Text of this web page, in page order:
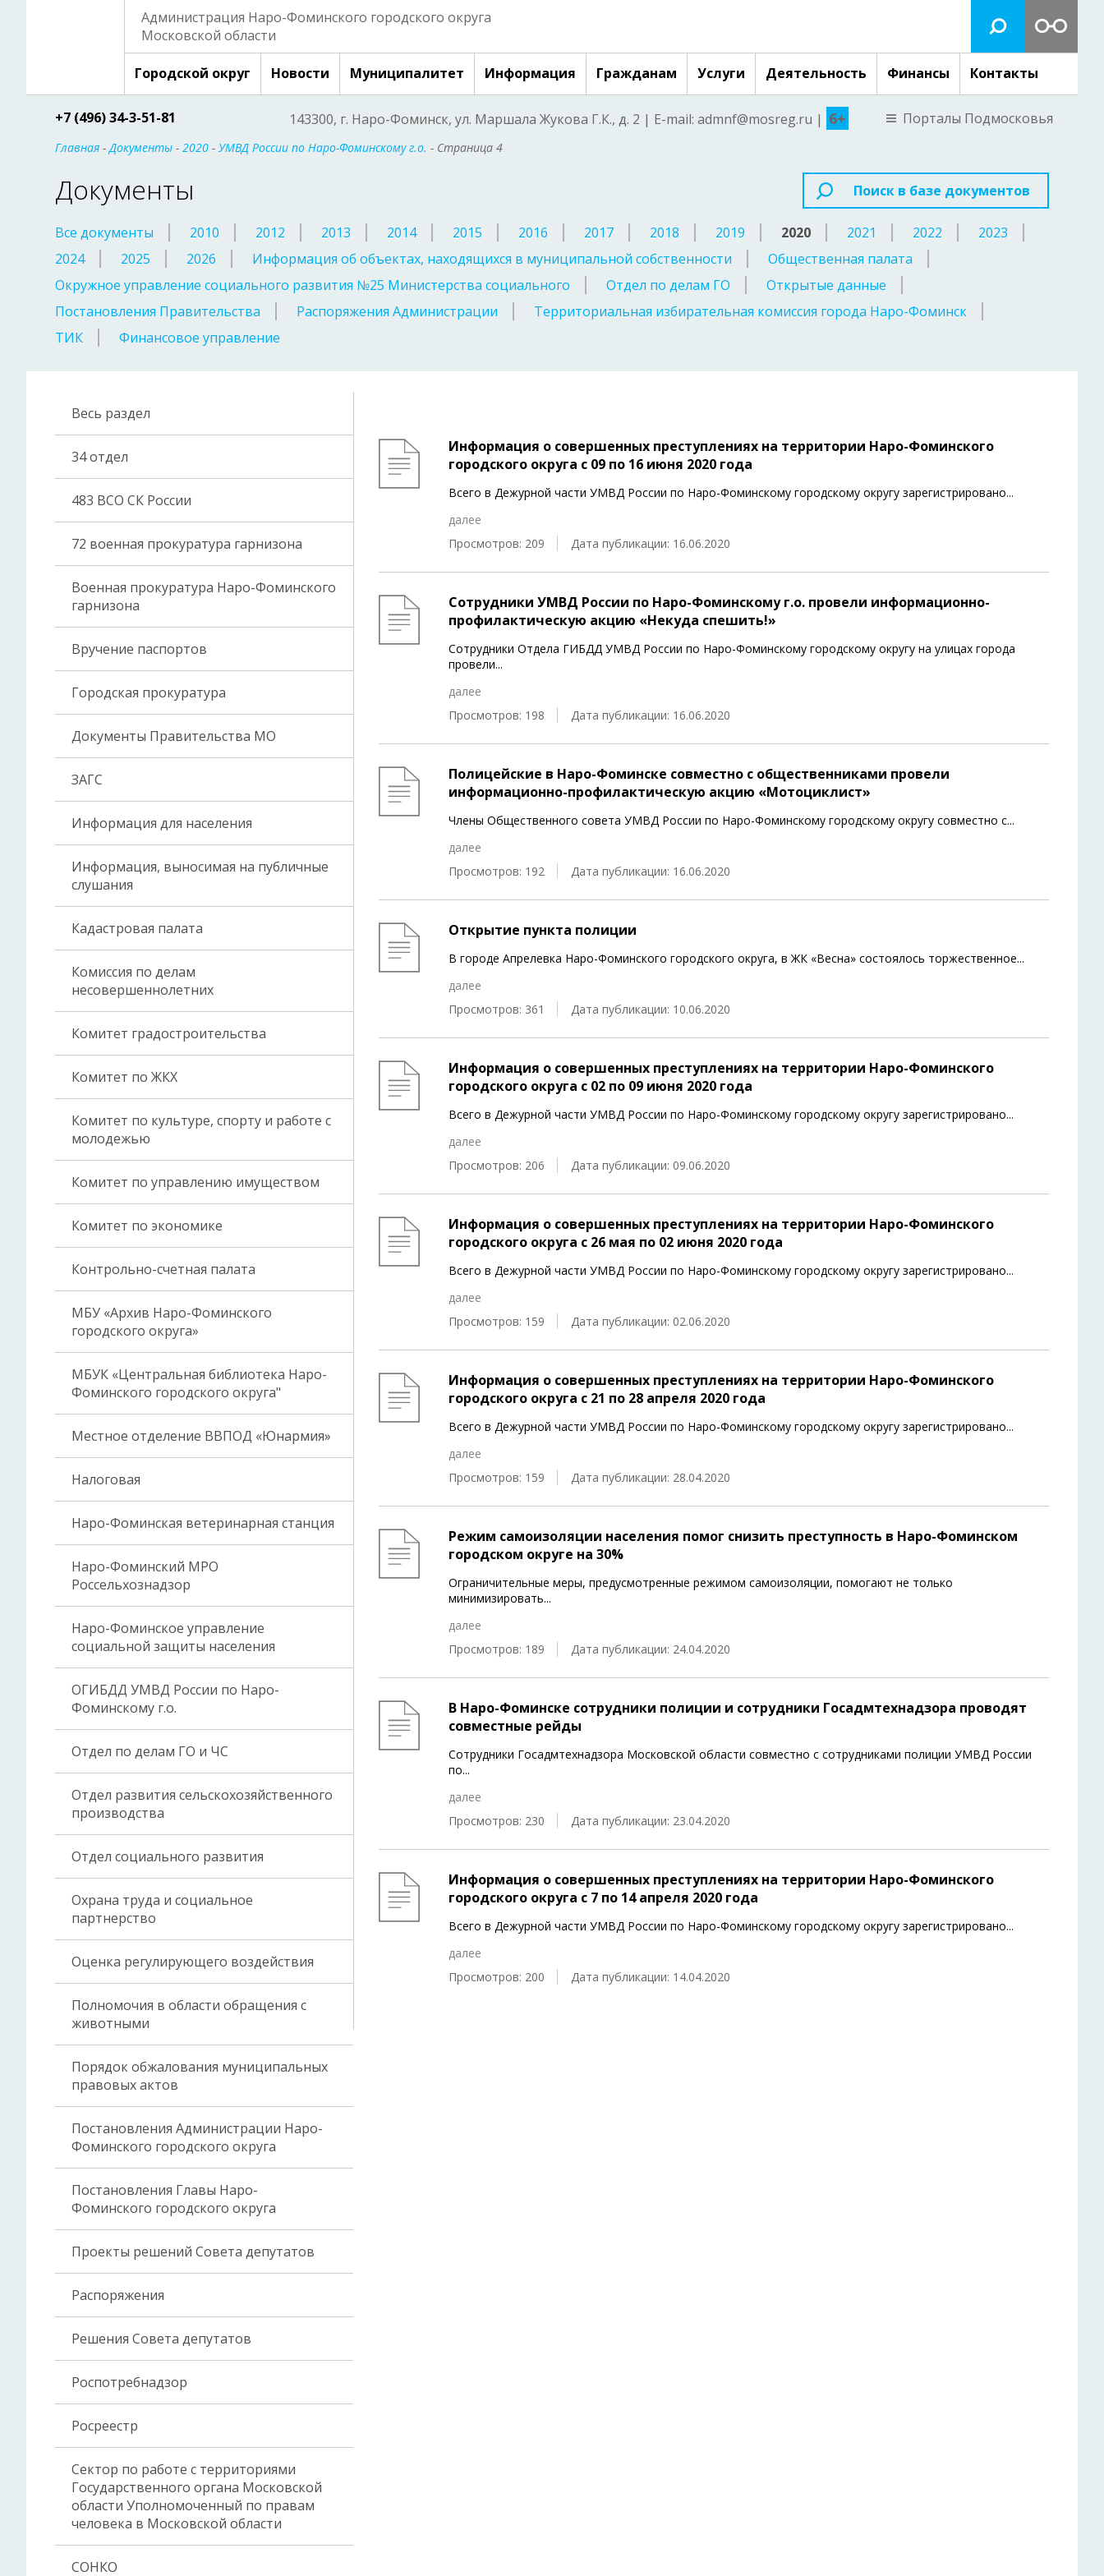
Администрация Наро-Фоминского городского округа
Московской области
Городской округ Новости Муниципалитет Информация Гражданам Услуги Деятельность Финансы Контакты
+7 (496) 34-3-51-81 143300, г. Наро-Фоминск, ул. Маршала Жукова Г.К., д. 2 | E-mail: admnf@mosreg.ru | 6+ Порталы Подмосковья
Главная -Документы - 2020 - УМВД России по Наро-Фоминскому г.о. - Страница 4
Документы Поиск в базе документов
Все документы 2010 2012 2013 2014 2015 2016 2017 2018 2019 2020 2021 2022
2023
2024
2025 2026 Информация об объектах, находящихся в муниципальной собственности
Общественная палата
Окружное управление социального развития №25 Министерства социального
Отдел по делам ГО
Открытые данные
Постановления Правительства
Распоряжения Администрации
Территориальная избирательная комиссия города Наро-Фоминск
ТИК
Финансовое управление
Весь раздел
34 отдел
483 ВСО СК России
72 военная прокуратура гарнизона
Военная прокуратура Наро-Фоминского
гарнизона
Вручение паспортов
Городская прокуратура
Документы Правительства МО
ЗАГС
Информация для населения
Информация, выносимая на публичные
слушания
Кадастровая палата
Комиссия по делам
несовершеннолетних
Комитет градостроительства
Комитет по ЖКХ
Комитет по культуре, спорту и работе с
молодежью
Комитет по управлению имуществом
Комитет по экономике
Контрольно-счетная палата
МБУ «Архив Наро-Фоминского
городского округа»
МБУК «Центральная библиотека Наро-
Фоминского городского округа"
Местное отделение ВВПОД «Юнармия»
Налоговая
Наро-Фоминская ветеринарная станция
Наро-Фоминский МРО
Россельхознадзор
Наро-Фоминское управление
социальной защиты населения
ОГИБДД УМВД России по Наро-
Фоминскому г.о.
Отдел по делам ГО и ЧС
Отдел развития сельскохозяйственного
производства
Отдел социального развития
Охрана труда и социальное
партнерство
Оценка регулирующего воздействия
Полномочия в области обращения с
животными
Порядок обжалования муниципальных
правовых актов
Постановления Администрации Наро-
Фоминского городского округа
Постановления Главы Наро-
Фоминского городского округа
Проекты решений Совета депутатов
Распоряжения
Решения Совета депутатов
Роспотребнадзор
Росреестр
Сектор по работе с территориями
Государственного органа Московской
области Уполномоченный по правам
человека в Московской области
СОНКО
Информация о совершенных преступлениях на территории Наро-Фоминского
городского округа c 09 по 16 июня 2020 года
Всего в Дежурной части УМВД России по Наро-Фоминскому городскому округу зарегистрировано...
далее
Просмотров: 209
Дата публикации: 16.06.2020
Сотрудники УМВД России по Наро-Фоминскому г.о. провели информационно-
профилактическую акцию «Некуда спешить!»
Сотрудники Отдела ГИБДД УМВД России по Наро-Фоминскому городскому округу на улицах города
провели...
далее
Просмотров: 198
Дата публикации: 16.06.2020
Полицейские в Наро-Фоминске совместно с общественниками провели
информационно-профилактическую акцию «Мотоциклист»
Члены Общественного совета УМВД России по Наро-Фоминскому городскому округу совместно с...
далее
Просмотров: 192
Дата публикации: 16.06.2020
Открытие пункта полиции
В городе Апрелевка Наро-Фоминского городского округа, в ЖК «Весна» состоялось торжественное...
далее
Просмотров: 361
Дата публикации: 10.06.2020
Информация о совершенных преступлениях на территории Наро-Фоминского
городского округа c 02 по 09 июня 2020 года
Всего в Дежурной части УМВД России по Наро-Фоминскому городскому округу зарегистрировано...
далее
Просмотров: 206
Дата публикации: 09.06.2020
Информация о совершенных преступлениях на территории Наро-Фоминского
городского округа c 26 мая по 02 июня 2020 года
Всего в Дежурной части УМВД России по Наро-Фоминскому городскому округу зарегистрировано...
далее
Просмотров: 159
Дата публикации: 02.06.2020
Информация о совершенных преступлениях на территории Наро-Фоминского
городского округа c 21 по 28 апреля 2020 года
Всего в Дежурной части УМВД России по Наро-Фоминскому городскому округу зарегистрировано...
далее
Просмотров: 159
Дата публикации: 28.04.2020
Режим самоизоляции населения помог снизить преступность в Наро-Фоминском
городском округе на 30%
Ограничительные меры, предусмотренные режимом самоизоляции, помогают не только
минимизировать...
далее
Просмотров: 189
Дата публикации: 24.04.2020
В Наро-Фоминске сотрудники полиции и сотрудники Госадмтехнадзора проводят
совместные рейды
Сотрудники Госадмтехнадзора Московской области совместно с сотрудниками полиции УМВД России
по...
далее
Просмотров: 230
Дата публикации: 23.04.2020
Информация о совершенных преступлениях на территории Наро-Фоминского
городского округа c 7 по 14 апреля 2020 года
Всего в Дежурной части УМВД России по Наро-Фоминскому городскому округу зарегистрировано...
далее
Просмотров: 200
Дата публикации: 14.04.2020